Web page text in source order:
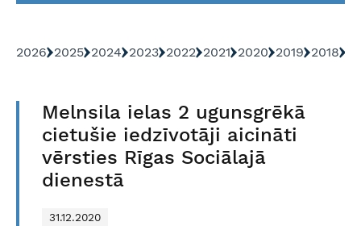
2026 2025 2024 2023 2022 2021 2020 2019 2018
Melnsila ielas 2 ugunsgrēkā
cietušie iedzīvotāji aicināti
vērsties Rīgas Sociālajā
dienestā
31.12.2020